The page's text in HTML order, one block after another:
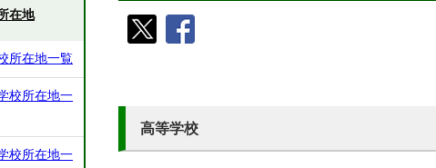
高等学校
在地
所在地一覧
校所在地一
校所在地一